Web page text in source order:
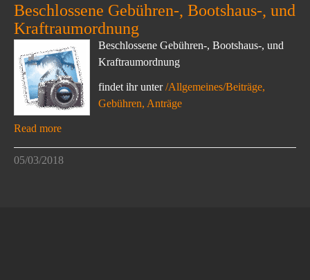
Beschlossene Gebühren-, Bootshaus-, und
Kraftraumordnung
Beschlossene Gebühren-, Bootshaus-, und
Kraftraumordnung
findet ihr unter/Allgemeines/Beiträge,
Gebühren, Anträge
Read more
05/03/2018